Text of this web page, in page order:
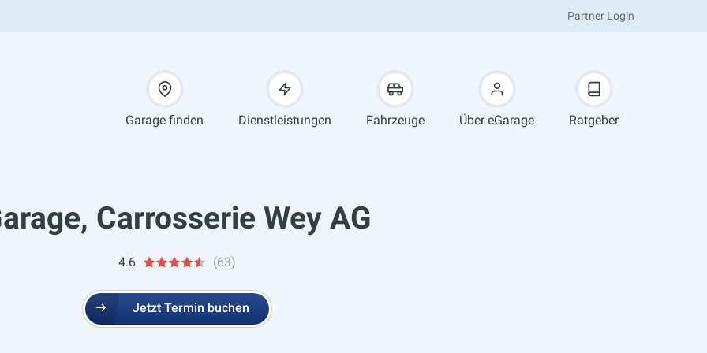
Partner Login
Garage finden Dienstleistungen Fahrzeuge Über eGarage Ratgeber
Carrosserie Wey AG
4.6 (63)
Jetzt Termin buchen